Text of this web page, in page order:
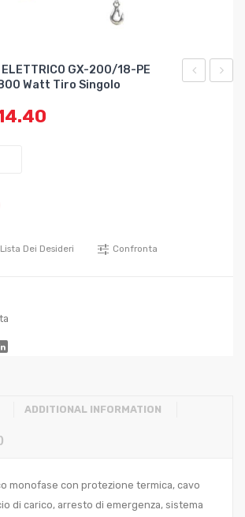
ELETTRICO GX-200/18-PE
Watt Tiro Singolo
Dei Desideri Confronta
ADDITIONAL INFORMATION
monofase con protezione termica, cavo
di carico, arresto di emergenza, sistema